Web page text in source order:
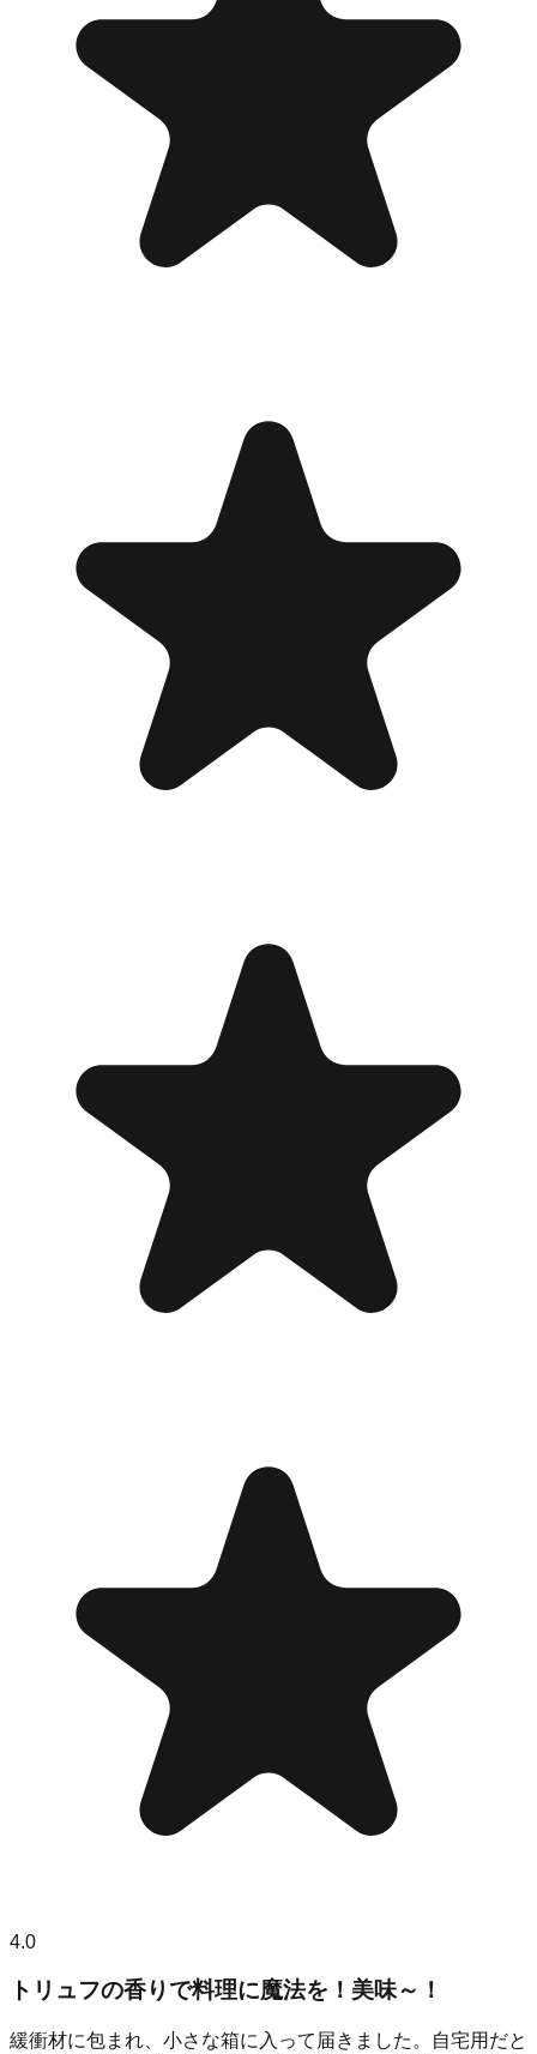
4.0
トリュフの香りで料理に魔法を！美味～！
緩衝材に包まれ、小さな箱に入って届きました。自宅用だと